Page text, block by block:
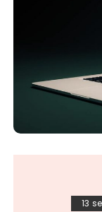
13